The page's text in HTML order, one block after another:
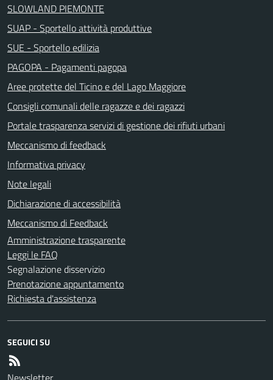
SLOWLAND PIEMONTE
SUAP - Sportello attività produttive
SUE - Sportello edilizia
PAGOPA - Pagamenti pagopa
Aree protette del Ticino e del Lago Maggiore
Consigli comunali delle ragazze e dei ragazzi
Portale trasparenza servizi di gestione dei rifiuti urbani
Meccanismo di feedback
Informativa privacy
Note legali
Dichiarazione di accessibilità
Meccanismo di Feedback
Amministrazione trasparente
Leggi le FAQ
Segnalazione disservizio
Prenotazione appuntamento
Richiesta d'assistenza
SEGUICI SU